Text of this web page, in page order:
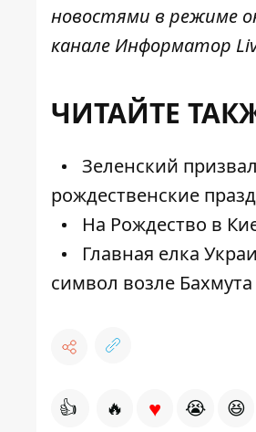
новостями в режиме
канале Информатор
ЧИТАЙТЕ
Зеленский
рождественские
На Рождество в
Главная елка
символ возле Бахмута
👍 🔥 ♥ 😭 😆